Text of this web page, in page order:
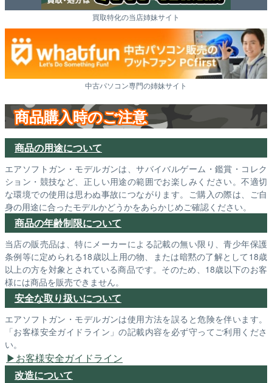
買取特化の当店姉妹サイト
中古パソコン専門の姉妹サイト
商品購入時のご注意
商品の用途について
エアソフトガン・モデルガンは、サバイバルゲーム・鑑賞・コレク
ション・競技など、正しい用途の範囲でお楽しみください。不適切
な環境での使用は思わぬ事故につながります。ご購入の際は、ご自
身の用途に合ったモデルかどうかをあらかじめご確認ください。
商品の年齢制限について
当店の販売品は、特にメーカーによる記載の無い限り、青少年保護
条例等に定められる18歳以上用の物、または暗黙の了解として18歳
以上の方を対象とされている商品です。そのため、18歳以下のお客
様には商品を販売できません。
安全な取り扱いについて
エアソフトガン・モデルガンは使用方法を誤ると危険を伴います。
「お客様安全ガイドライン」の記載内容を必ず守ってご利用くださ
い。
お客様安全ガイドライン
改造について